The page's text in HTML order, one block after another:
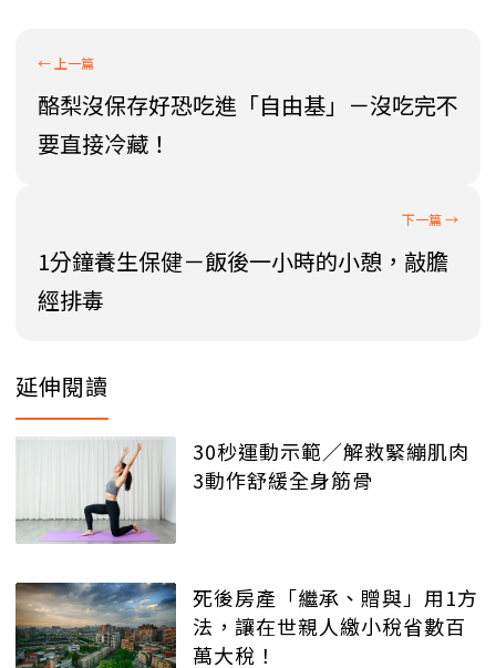
酪梨沒保存好恐吃進「自由基」－沒吃完不
要直接冷藏！
1分鐘養生保健－飯後一小時的小憩，敲膽
經排毒
延伸閱讀
30秒運動示範／解救緊繃肌肉
3動作舒緩全身筋骨
死後房產「繼承、贈與」用1方
法，讓在世親人繳小稅省數百
萬大稅！